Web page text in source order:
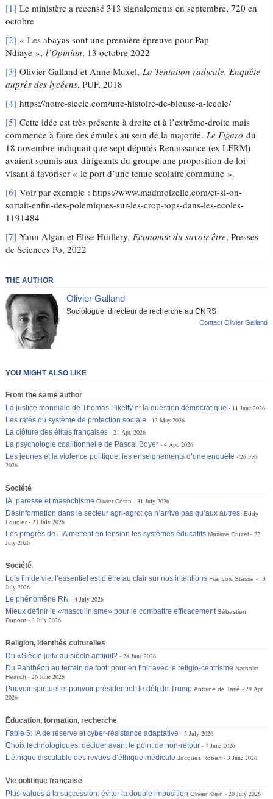
[1] Le ministère a recensé 313 signalements en septembre, 720 en
octobre
[2] « Les abayas sont une première épreuve pour Pap
Ndiaye »,l’Opinion, 13 octobre 2022
[3] Olivier Galland et Anne Muxel, La Tentation radicale. Enquête
auprès des lycéens, PUF, 2018
[4] https://notre-siecle.com/une-histoire-de-blouse-a-lecole/
[5] Cette idée est très présente à droite et à l’extrême-droite mais
commence à faire des émules au sein de la majorité. Le Figaro du
18 novembre indiquait que sept députés Renaissance (ex LERM)
avaient soumis aux dirigeants du groupe une proposition de loi
visant à favoriser « le port d’une tenue scolaire commune ».
[6] Voir par exemple : https://www.madmoizelle.com/et-si-on-
sortait-enfin-des-polemiques-sur-les-crop-tops-dans-les-ecoles-
1191484
[7] Yann Algan et Elise Huillery, Economie du savoir-être, Presses
de Sciences Po, 2022
THE AUTHOR
Olivier Galland
Sociologue, directeur de recherche au CNRS
Contact Olivier Galland
YOU MIGHT ALSO LIKE
From the same author
La justice mondiale de Thomas Piketty et la question démocratique
11 June 2026
Les ratés du système de protection sociale
13 May 2026
La clôture des élites françaises
21 Apr. 2026
La psychologie coalitionnelle de Pascal Boyer
4 Apr. 2026
Les jeunes et la violence politique: les enseignements d’une enquête
26 Feb.
2026
Société
IA, paresse et masochisme Olivier Costa
31 July 2026
Désinformation dans le secteur agri-agro: ça n’arrive pas qu’aux autres! Eddy
Fougier
23 July 2026
Les progrès de l’IA mettent en tension les systèmes éducatifs Maxime Cruzel
22
July 2026
Société
Lois fin de vie: l’essentiel est d’être au clair sur nos intentions François Stasse
13
July 2026
Le phénomène RN
4 July 2026
Mieux définir le «masculinisme» pour le combattre efficacement Sébastien
Dupont
3 July 2026
Religion, identités culturelles
Du «Siècle juif» au siècle antijuif?
28 June 2026
Du Panthéon au terrain de foot: pour en finir avec le religio-centrisme Nathalie
Heinich
26 June 2026
Pouvoir spirituel et pouvoir présidentiel: le défi de Trump Antoine de Tarlé
29 Apr.
2026
Éducation, formation, recherche
Fable 5: IA de réserve et cyber-résistance adaptative
5 July 2026
Choix technologiques: décider avant le point de non-retour
7 June 2026
L’éthique discutable des revues d’éthique médicale Jacques Robert 3 June 2026
Vie politique française
Plus-values à la succession: éviter la double imposition Olivier Klein 20 July 2026